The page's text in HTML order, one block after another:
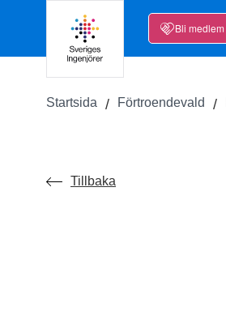
Bli medlem
Startsida Förtroendevald
Tillbaka